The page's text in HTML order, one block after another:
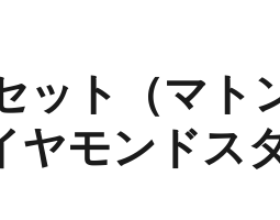
ット（マ
ヤモンドス